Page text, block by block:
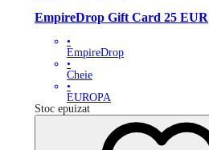
EmpireDrop Gift Card 25 EUR
•
EmpireDrop
•
Cheie
•
EUROPA
Stoc epuizat